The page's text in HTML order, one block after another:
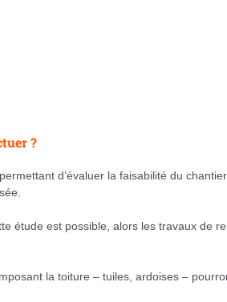
?
d’évaluer la faisabilité du
étude est possible, alors les travaux de
la toiture – tuiles, ardoises –